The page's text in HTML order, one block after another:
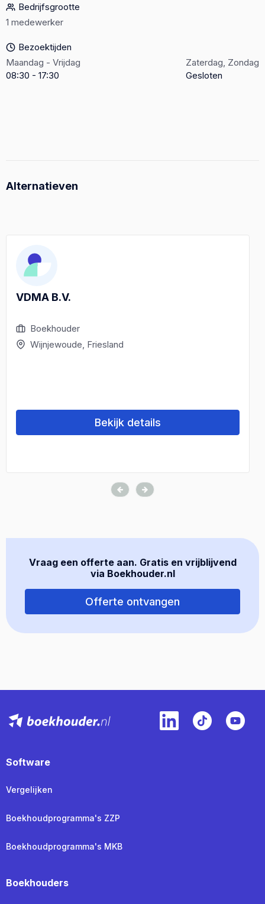
Bedrijfsgrootte
1 medewerker
Bezoektijden
Maandag - Vrijdag
08:30 - 17:30
Zaterdag, Zondag
Gesloten
Alternatieven
VDMA B.V.
Boekhouder
Wijnjewoude, Friesland
Bekijk details
Vraag een offerte aan. Gratis en vrijblijvend
via Boekhouder.nl
Offerte ontvangen
Software
Vergelijken
Boekhoudprogramma's ZZP
Boekhoudprogramma's MKB
Boekhouders